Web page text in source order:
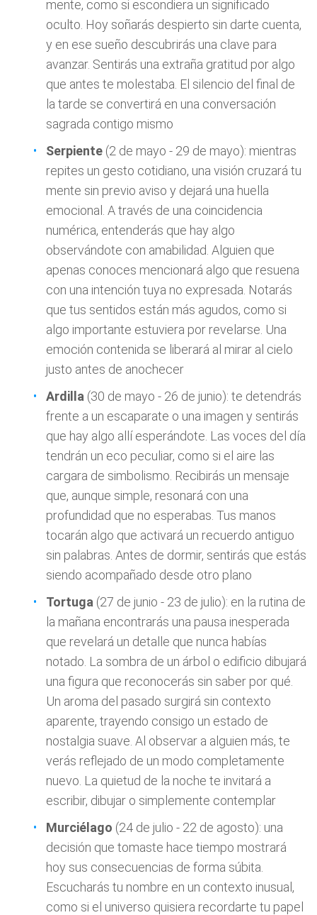
mente, como si escondiera un significado
oculto. Hoy soñarás despierto sin darte cuenta,
y en ese sueño descubrirás una clave para
avanzar. Sentirás una extraña gratitud por algo
que antes te molestaba. El silencio del final de
la tarde se convertirá en una conversación
sagrada contigo mismo
Serpiente (2 de mayo - 29 de mayo): mientras
repites un gesto cotidiano, una visión cruzará tu
mente sin previo aviso y dejará una huella
emocional. A través de una coincidencia
numérica, entenderás que hay algo
observándote con amabilidad. Alguien que
apenas conoces mencionará algo que resuena
con una intención tuya no expresada. Notarás
que tus sentidos están más agudos, como si
algo importante estuviera por revelarse. Una
emoción contenida se liberará al mirar al cielo
justo antes de anochecer
Ardilla (30 de mayo - 26 de junio): te detendrás
frente a un escaparate o una imagen y sentirás
que hay algo allí esperándote. Las voces del día
tendrán un eco peculiar, como si el aire las
cargara de simbolismo. Recibirás un mensaje
que, aunque simple, resonará con una
profundidad que no esperabas. Tus manos
tocarán algo que activará un recuerdo antiguo
sin palabras. Antes de dormir, sentirás que estás
siendo acompañado desde otro plano
Tortuga (27 de junio - 23 de julio): en la rutina de
la mañana encontrarás una pausa inesperada
que revelará un detalle que nunca habías
notado. La sombra de un árbol o edificio dibujará
una figura que reconocerás sin saber por qué.
Un aroma del pasado surgirá sin contexto
aparente, trayendo consigo un estado de
nostalgia suave. Al observar a alguien más, te
verás reflejado de un modo completamente
nuevo. La quietud de la noche te invitará a
escribir, dibujar o simplemente contemplar
Murciélago (24 de julio - 22 de agosto): una
decisión que tomaste hace tiempo mostrará
hoy sus consecuencias de forma súbita.
Escucharás tu nombre en un contexto inusual,
como si el universo quisiera recordarte tu papel